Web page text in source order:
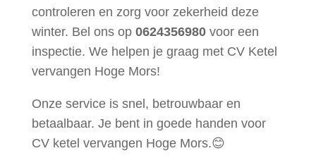
controleren en zorg voor zekerheid deze
winter. Bel ons op 0624356980voor een
inspectie. We helpen je graag met CV Ketel
vervangen Hoge Mors!
Onze service is snel, betrouwbaar en
betaalbaar. Je bent in goede handen voor
CV ketel vervangen Hoge Mors.😊